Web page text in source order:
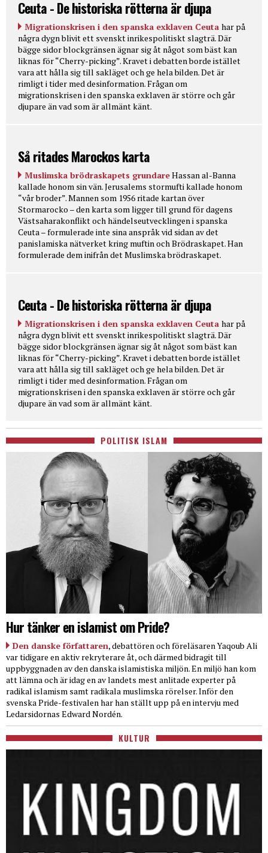
Ceuta - De historiska rötterna är djupa
Migrationskrisen i den spanska exklaven Ceuta har på
några dygn blivit ett svenskt inrikespolitiskt slagträ. Där
bägge sidor blockgränsen ägnar sig åt något som bäst kan
liknas för “Cherry-picking”. Kravet i debatten borde istället
vara att hålla sig till sakläget och ge hela bilden. Det är
rimligt i tider med desinformation. Frågan om
migrationskrisen i den spanska exklaven är större och går
djupare än vad som är allmänt känt.
Så ritades Marockos karta
Muslimska brödraskapets grundareHassan al-Banna
kallade honom sin vän. Jerusalems stormufti kallade honom
“vår broder”. Mannen som 1956 ritade kartan över
Stormarocko – den karta som ligger till grund för dagens
Västsaharakonflikt och händelseutvecklingen i spanska
Ceuta – formulerade inte sina anspråk vid sidan av det
panislamiska nätverket kring muftin och Brödraskapet. Han
formulerade dem inifrån det Muslimska brödraskapet.
Ceuta - De historiska rötterna är djupa
Migrationskrisen i den spanska exklaven Ceuta har på
några dygn blivit ett svenskt inrikespolitiskt slagträ. Där
bägge sidor blockgränsen ägnar sig åt något som bäst kan
liknas för “Cherry-picking”. Kravet i debatten borde istället
vara att hålla sig till sakläget och ge hela bilden. Det är
rimligt i tider med desinformation. Frågan om
migrationskrisen i den spanska exklaven är större och går
djupare än vad som är allmänt känt.
POLITISK ISLAM
Hur tänker en islamist om Pride?
Den danske författaren, debattören och föreläsaren Yaqoub Ali
var tidigare en aktiv rekryterare åt, och därmed bidragit till
uppbyggnaden av den danska islamistiska miljön. En miljö han kom
att lämna och är idag en av landets mest anlitade experter på
radikal islamism samt radikala muslimska rörelser. Inför den
svenska Pride-festivalen har han ställt upp på en intervju med
Ledarsidornas Edward Nordén.
KULTUR